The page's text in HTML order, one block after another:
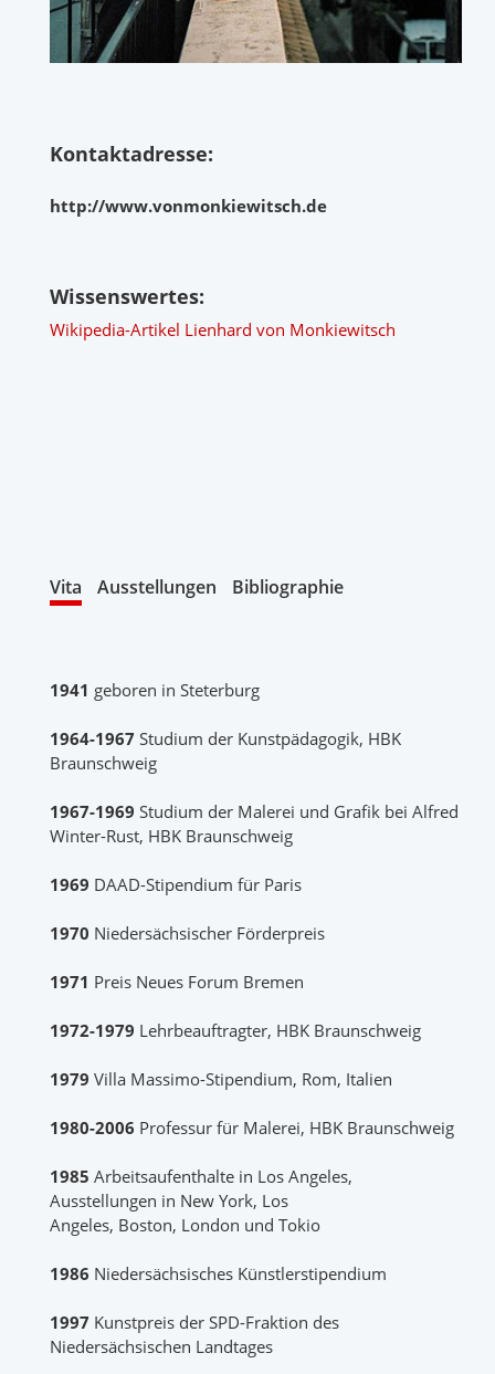
Kontaktadresse:
http://www.vonmonkiewitsch.de
Wissenswertes:
Wikipedia-Artikel Lienhard von Monkiewitsch
Vita Ausstellungen Bibliographie
1941 geboren in Steterburg
1964-1967 Studium der Kunstpädagogik, HBK
Braunschweig
1967-1969 Studium der Malerei und Grafik bei Alfred
Winter-Rust, HBK Braunschweig
1969 DAAD-Stipendium für Paris
1970 Niedersächsischer Förderpreis
1971 Preis Neues Forum Bremen
1972-1979 Lehrbeauftragter, HBK Braunschweig
1979 Villa Massimo-Stipendium, Rom, Italien
1980-2006 Professur für Malerei, HBK Braunschweig
1985 Arbeitsaufenthalte in Los Angeles,
Ausstellungen in New York, Los
Angeles, Boston, London und Tokio
1986 Niedersächsisches Künstlerstipendium
1997 Kunstpreis der SPD-Fraktion des
Niedersächsischen Landtages